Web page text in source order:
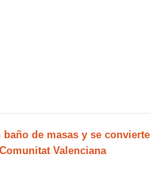
baño de masas y se convierte
Valenciana